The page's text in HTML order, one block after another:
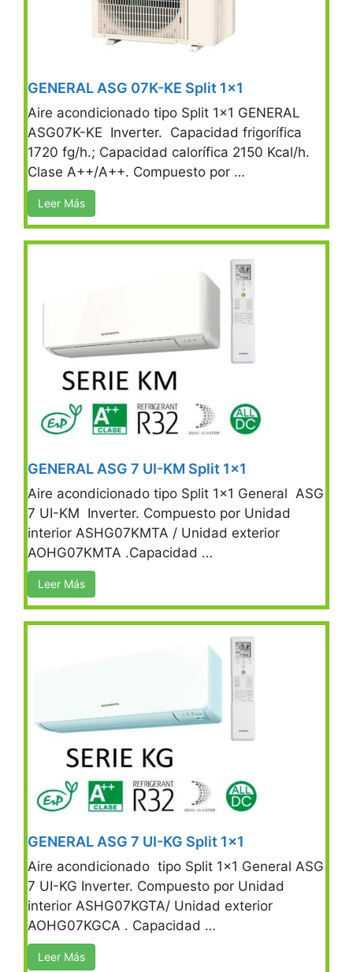
GENERAL ASG 07K-KE Split 1×1
Aire acondicionado tipo Split 1×1 GENERAL
ASG07K-KE Inverter. Capacidad frigorífica
1720 fg/h.; Capacidad calorífica 2150 Kcal/h.
Clase A++/A++. Compuesto por …
Leer Más
GENERAL ASG 7 UI-KM Split 1×1
Aire acondicionado tipo Split 1×1 General ASG
7 UI-KM Inverter. Compuesto por Unidad
interior ASHG07KMTA / Unidad exterior
AOHG07KMTA .Capacidad …
Leer Más
GENERAL ASG 7 UI-KG Split 1×1
Aire acondicionado tipo Split 1×1 General ASG
7 UI-KG Inverter. Compuesto por Unidad
interior ASHG07KGTA/ Unidad exterior
AOHG07KGCA . Capacidad …
Leer Más